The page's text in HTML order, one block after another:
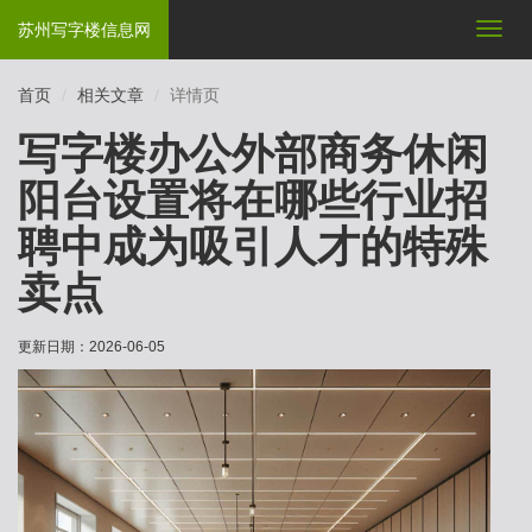
切
苏州写字楼信息网
首页 相关文章 详情页
写字楼办公外部商务休闲
阳台设置将在哪些行业招
聘中成为吸引人才的特殊
卖点
更新日期： 2026-06-05